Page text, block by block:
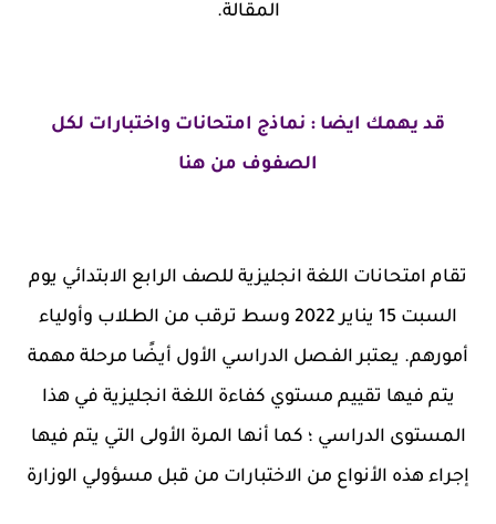
المقالة.
قد يهمك ايضا : نماذج امتحانات واختبارات لكل
الصفوف من هنا
تقام امتحانات اللغة انجليزية للصف الرابع الابتدائي يوم
السبت 15 يناير 2022 وسط ترقب من الطـلاب وأولياء
أمورهم. يعتبر الفـصل الدراسي الأول أيضًا مرحلة مهمة
يتم فيها تقييم مستوي كفاءة اللغة انجليزية في هذا
المستوى الدراسي ؛ كما أنها المرة الأولى التي يتم فيها
إجراء هذه الأنواع من الاختبارات من قبل مسؤولي الوزارة